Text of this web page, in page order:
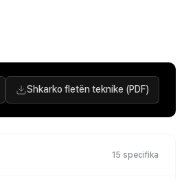
Shkarko fletën teknike (PDF)
15 specifika